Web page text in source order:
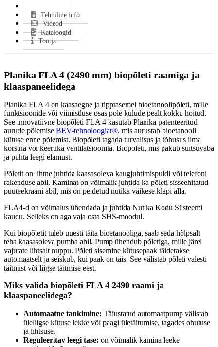
Kütus:
Garantii:Tehniline info
Videod
Kataloogid
Tootja
Planika FLA 4 (2490 mm) biopõleti raamiga ja
klaaspaneelidega
Planika FLA 4 on kaasaegne ja tipptasemel bioetanoolipõleti, mille
funktsioonide või viimistluse osas pole kulude pealt kokku hoitud.
See innovatiivne biopõleti FLA 4 kasutab Planika patenteeritud
aurude põlemise BEV-tehnoloogiat®, mis aurustab bioetanooli
kütuse enne põlemist. Biopõleti tagada turvalisus ja tõhusus ilma
korstna või keeruka ventilatsioonita. Biopõleti, mis pakub suitsuvaba
ja puhta leegi elamust.
Põletit on lihtne juhtida kaasasoleva kaugjuhtimispuldi või telefoni
rakenduse abil. Kaminat on võimalik juhtida ka põleti sisseehitatud
puuteekraani abil, mis on peidetud nutika väikese klapi alla.
FLA4-d on võimalus ühendada ja juhtida Nutika Kodu Süsteemi
kaudu. Selleks on aga vaja osta SHS-moodul.
Kui biopõletit tuleb uuesti täita bioetanooliga, saab seda hõlpsalt
teha kaasasoleva pumba abil. Pump ühendub põletiga, mille järel
vajutate lihtsalt nuppu. Põleti sisemine kütusepaak täidetakse
automaatselt ja seiskub, kui paak on täis. See välistab põleti valesti
täitmist või liigse täitmise eest.
Miks valida biopõleti FLA 4 2490 raami ja
klaaspaneelidega?
Automaatne tankimine: Täiustatud automaatpump välistab
üleliigse kütuse lekke või paagi ületäitumise, tagades ohutuse
ja lihtsuse.
Reguleeritav leegi tase: on võimalik kamina leeke